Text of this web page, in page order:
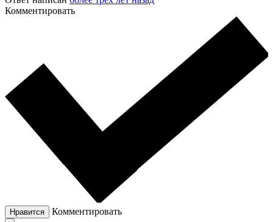
Комментировать
Нравится Комментировать